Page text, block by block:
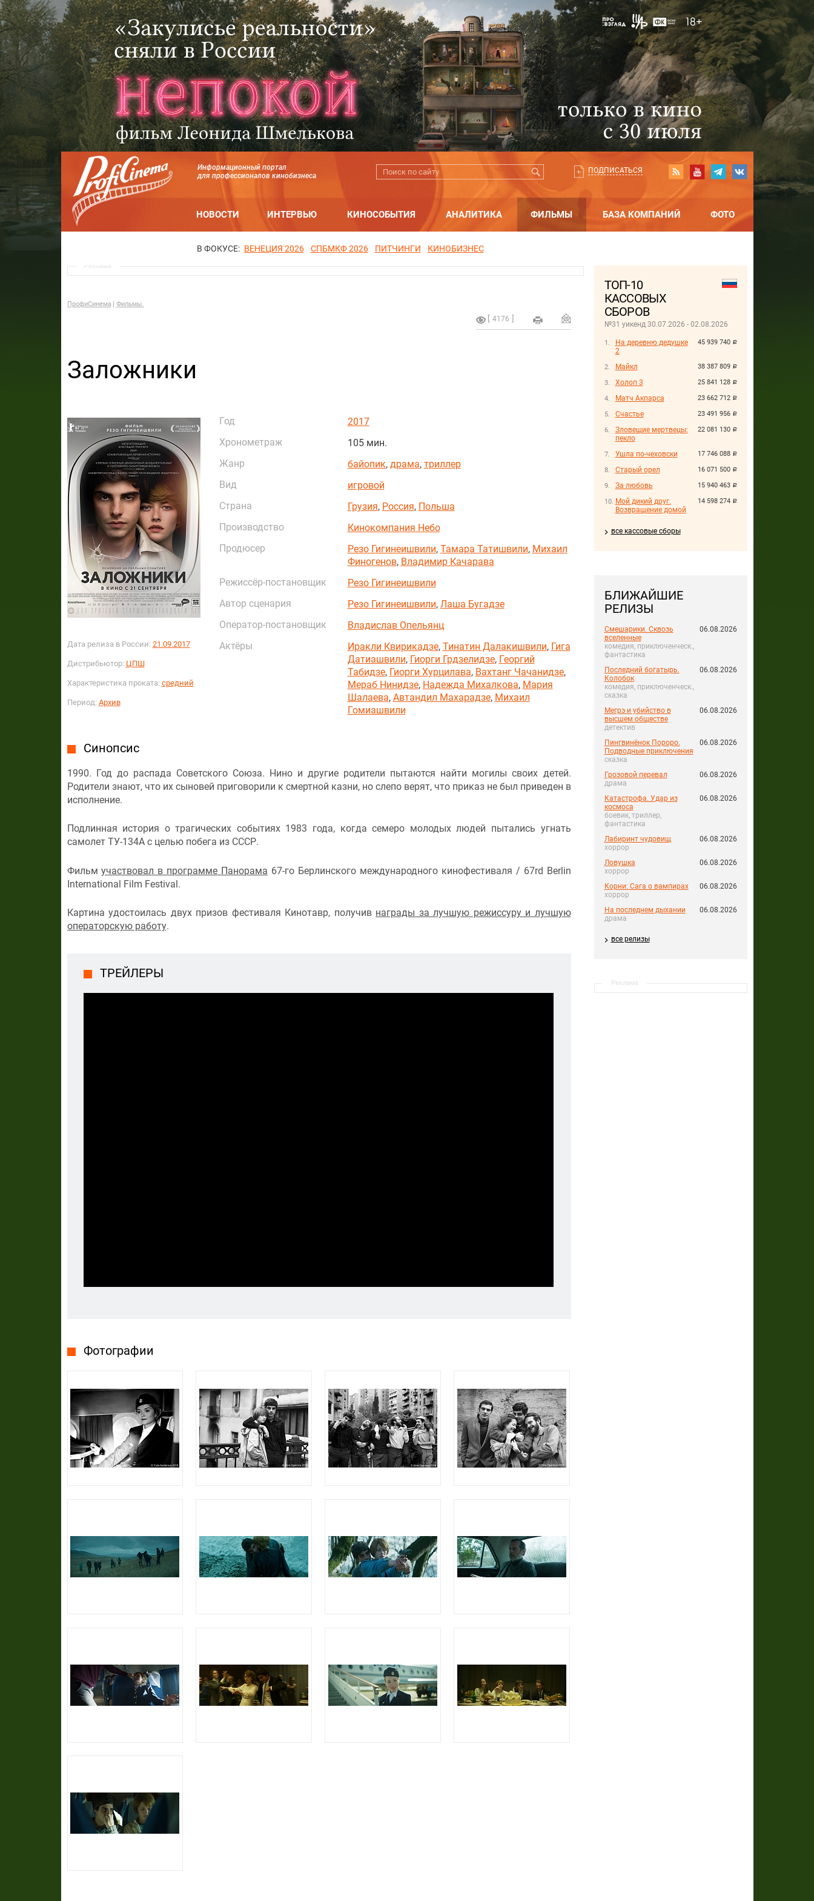
Информационный портал
для профессионалов кинобизнеса
ПОДПИСАТЬСЯ
НОВОСТИ ИНТЕРВЬЮ КИНОСОБЫТИЯ АНАЛИТИКА ФИЛЬМЫ БАЗА КОМПАНИЙ ФОТО
В ФОКУСЕ: ВЕНЕЦИЯ 2026 СПБМКФ 2026 ПИТЧИНГИ КИНОБИЗНЕС
ТОП-10
КАССОВЫХ
СБОРОВ
№31 уикенд 30.07.2026 - 02.08.2026
45 939 740 руб.
На деревню дедушке
2
38 387 809 руб.
Майкл
25 841 128 руб.
Холоп 3
23 662 712 руб.
Матч Акпарса
23 491 956 руб.
Счастье
22 081 130 руб.
Зловещие мертвецы:
пекло
17 746 088 руб.
Ушла по-чеховски
16 071 500 руб.
Старый орел
15 940 463 руб.
За любовь
14 598 274 руб.
Мой дикий друг.
Возвращение домой
все кассовые сборы
БЛИЖАЙШИЕ
РЕЛИЗЫ
Смешарики. Сквозь
вселенные
комедия, приключенческ.,
фантастика
06.08.2026
Последний богатырь.
Колобок
комедия, приключенческ.,
сказка
06.08.2026
Мегрэ и убийство в
высшем обществе
детектив
06.08.2026
Пингвинёнок Пороро.
Подводные приключения
сказка
06.08.2026
Грозовой перевал
драма
06.08.2026
Катастрофа. Удар из
космоса
боевик, триллер,
фантастика
06.08.2026
Лабиринт чудовищ
хоррор
06.08.2026
Ловушка
хоррор
06.08.2026
Корни: Сага о вампирах
хоррор
06.08.2026
На последнем дыхании
драма
06.08.2026
все релизы
Реклама
Реклама
ПрофиСинема Фильмы.
4176
Заложники
Дата релиза в России: 21.09.2017
Дистрибьютор: ЦПШ
Характеристика проката: средний
Период: Архив
Год
2017
Хронометраж
105 мин.
Жанр
байопик, драма, триллер
Вид
игровой
Страна
Грузия, Россия, Польша
Производство
Кинокомпания Небо
Продюсер
Резо Гигинеишвили, Тамара Татишвили, Михаил
Финогенов, Владимир Качарава
Режиссёр-постановщик
Резо Гигинеишвили
Автор сценария
Резо Гигинеишвили, Лаша Бугадзе
Оператор-постановщик
Владислав Опельянц
Актёры
Иракли Квирикадзе, Тинатин Далакишвили, Гига
Датиашвили, Гиорги Грдзелидзе, Георгий
Табидзе, Гиорги Хурцилава, Вахтанг Чачанидзе,
Мераб Нинидзе, Надежда Михалкова, Мария
Шалаева, Автандил Махарадзе, Михаил
Гомиашвили
Синопсис
1990. Год до распада Советского Союза. Нино и другие родители пытаются найти могилы своих детей.
Родители знают, что их сыновей приговорили к смертной казни, но слепо верят, что приказ не был приведен в
исполнение.
Подлинная история о трагических событиях 1983 года, когда семеро молодых людей пытались угнать
самолет ТУ-134А с целью побега из СССР.
Фильмучаствовал в программе Панорама 67-го Берлинского международного кинофестиваля / 67rd Berlin
International Film Festival.
Картина удостоилась двух призов фестиваля Кинотавр, получив награды за лучшую режиссуру и лучшую
операторскую работу.
ТРЕЙЛЕРЫ
Фотографии